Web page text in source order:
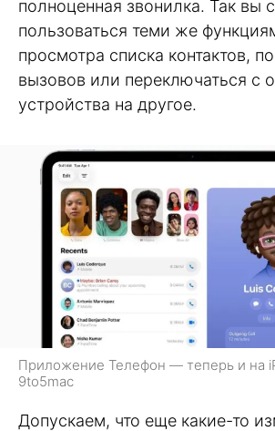
полноценная звонилка. Так вы
пользоваться теми же
просмотра списка контактов,
вызовов или переключаться с
устройства на другое.
Приложение Телефон — теперь и на
9to5mac
Допускаем, что еще какие-то